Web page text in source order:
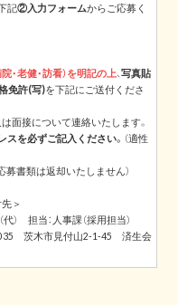
記②入力フォームからご応募く
・老健・訪看）を明記の上、写真貼
免許(写)を下記にご送付くださ
面接について連絡いたします。
スを必ずご記入ください。 （適性
募書類は返却いたしません）
＞
） 担当：人事課（採用担当）
茨木市見付山2-1-45 済生会